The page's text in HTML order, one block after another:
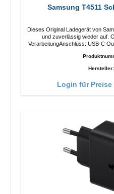
Samsung T4511
Dieses Original Ladegerät von
und zuverlässig wieder auf. Original SamsungHochwertige
VerarbeitungAnschlüss: USB-C
Hersteller:
Login für